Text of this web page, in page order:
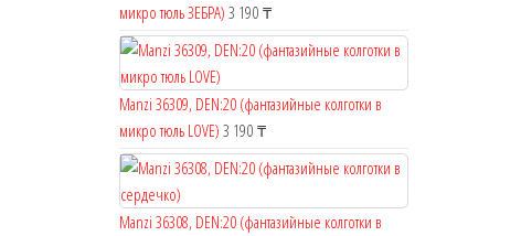
микро тюль ЗЕБРА) 3 190 ₸
Manzi 36309, DEN:20 (фантазийные колготки в
микро тюль LOVE) 3 190 ₸
Manzi 36308, DEN:20 (фантазийные колготки в